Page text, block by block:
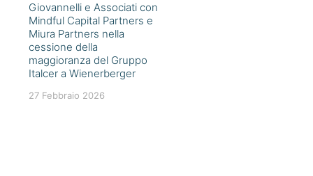
Giovannelli e Associati con
Mindful Capital Partners e
Miura Partners nella
cessione della
maggioranza del Gruppo
Italcer a Wienerberger
27 Febbraio 2026